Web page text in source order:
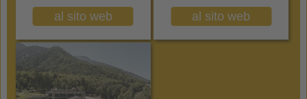
al sito web al sito web